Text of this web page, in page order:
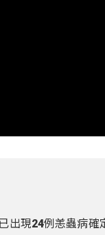
出現24例恙蟲病